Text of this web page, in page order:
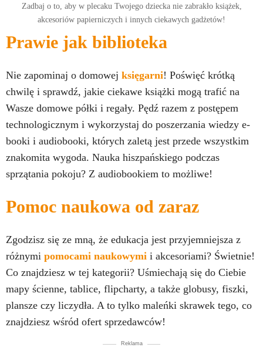
Zadbaj o to, aby w plecaku Twojego dziecka nie zabrakło książek,
akcesoriów papierniczych i innych ciekawych gadżetów!
Prawie jak biblioteka
Nie zapominaj o domowej księgarni! Poświęć krótką
chwilę i sprawdź, jakie ciekawe książki mogą trafić na
Wasze domowe półki i regały. Pędź razem z postępem
technologicznym i wykorzystaj do poszerzania wiedzy e-
booki i audiobooki, których zaletą jest przede wszystkim
znakomita wygoda. Nauka hiszpańskiego podczas
sprzątania pokoju? Z audiobookiem to możliwe!
Pomoc naukowa od zaraz
Zgodzisz się ze mną, że edukacja jest przyjemniejsza z
różnymi pomocami naukowymi i akcesoriami? Świetnie!
Co znajdziesz w tej kategorii? Uśmiechają się do Ciebie
mapy ścienne, tablice, flipcharty, a także globusy, fiszki,
plansze czy liczydła. A to tylko maleńki skrawek tego, co
znajdziesz wśród ofert sprzedawców!
Reklama